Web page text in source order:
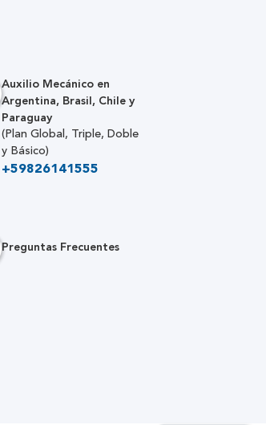
Auxilio Mecánico en
Argentina, Brasil, Chile y
Paraguay
(Plan Global, Triple, Doble
y Básico)
+59826141555
Preguntas Frecuentes